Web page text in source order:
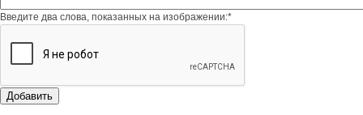
Введите два слова, показанных на изображении:*
Добавить